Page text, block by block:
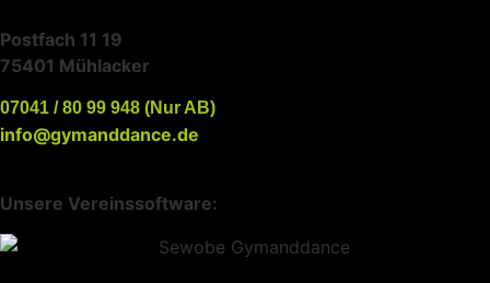
Postfach 11 19
75401 Mühlacker
07041 / 80 99 948 (Nur AB)
info@gymanddance.de
Unsere Vereinssoftware: